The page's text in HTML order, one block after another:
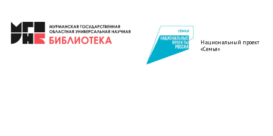
Национальный проект
«Семья»